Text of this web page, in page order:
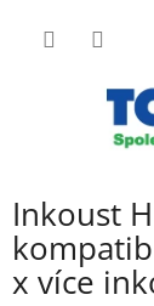
Inkoust
x více